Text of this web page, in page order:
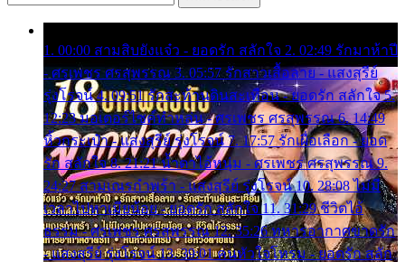
1. 00:00 สามสิบยังแจ๋ว - ยอดรัก สลักใจ 2. 02:49 รักมาห้าปี
- ศรเพชร ศรสุพรรณ 3. 05:57 รักสาวเสื้อลาย - แสงสุรีย์
รุ่งโรจน์ 4. 09:51 รักสะท้านดินสะเทือน - ยอดรัก สลักใจ 5.
12:23 มอเตอร์ไซค์ทำหล่น - ศรเพชร ศรสุพรรณ 6. 14:49
หิ้วกระเป๋า - แสงสุรีย์ รุ่งโรจน์ 7. 17:57 รักเผื่อเลือก - ยอด
รัก สลักใจ 8. 21:21 น้ำตาไอ้หนุ่ม - ศรเพชร ศรสุพรรณ 9.
24:27 สามเณรกำพร้า - แสงสุรีย์ รุ่งโรจน์ 10. 28:08 ไม่มี
เวลาไปหาเมียน้อย - ยอดรัก สลักใจ 11. 31:29 ชีวิตไอ้
ธรรม - ศรเพชร ศรสุพรรณ 12. 35:26 ทหารอากาศขาดรัก
- แสงสุรีย์ รุ่งโรจน์ 13. 39:01 คนหัวใจโทรม - ยอดรัก สลัก